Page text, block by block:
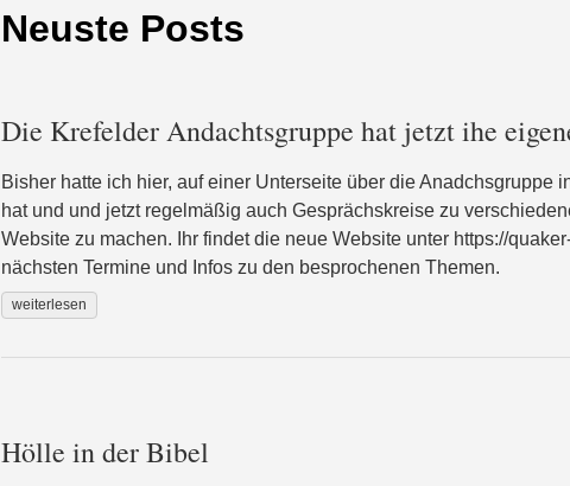
Neuste Posts
Die Krefelder Andachtsgruppe hat jetzt ihe
Bisher hatte ich hier, auf einer Unterseite über die
hat und und jetzt regelmäßig auch Gesprächskreise zu
Website zu machen. Ihr findet die neue Website unter https://
nächsten Termine und Infos zu den besprochenen Themen.
weiterlesen
Hölle in der Bibel